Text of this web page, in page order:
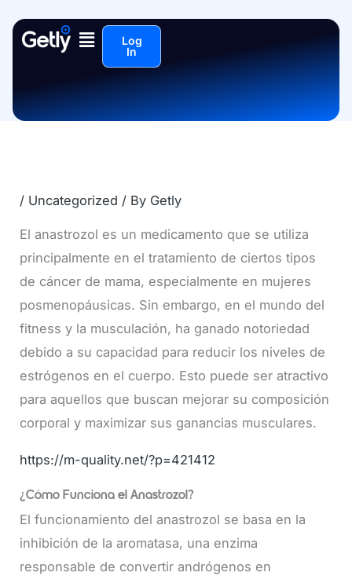
Menu Log
In
/ Uncategorized / By Getly
El anastrozol es un medicamento que se utiliza
principalmente en el tratamiento de ciertos tipos
de cáncer de mama, especialmente en mujeres
posmenopáusicas. Sin embargo, en el mundo del
fitness y la musculación, ha ganado notoriedad
debido a su capacidad para reducir los niveles de
estrógenos en el cuerpo. Esto puede ser atractivo
para aquellos que buscan mejorar su composición
corporal y maximizar sus ganancias musculares.
https://m-quality.net/?p=421412
¿Cómo Funciona el Anastrozol?
El funcionamiento del anastrozol se basa en la
inhibición de la aromatasa, una enzima
responsable de convertir andrógenos en